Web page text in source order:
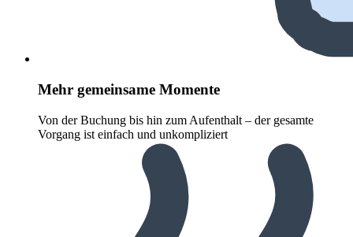
Mehr gemeinsame Momente
Von der Buchung bis hin zum Aufenthalt – der gesamte
Vorgang ist einfach und unkompliziert